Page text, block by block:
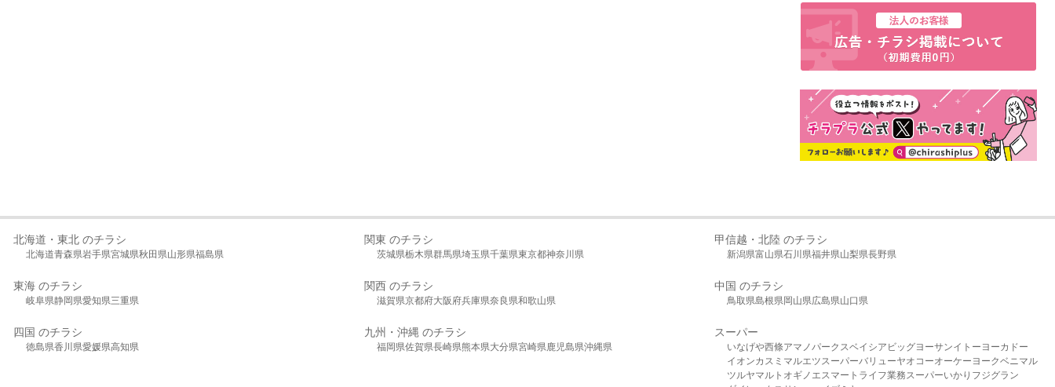
北海道・東北 のチラシ
北海道青森県岩手県宮城県秋田県山形県福島県
関東 のチラシ
茨城県栃木県群馬県埼玉県千葉県東京都神奈川県
甲信越・北陸 のチラシ
新潟県富山県石川県福井県山梨県長野県
東海 のチラシ
岐阜県静岡県愛知県三重県
関西 のチラシ
滋賀県京都府大阪府兵庫県奈良県和歌山県
中国 のチラシ
鳥取県島根県岡山県広島県山口県
四国 のチラシ
徳島県香川県愛媛県高知県
九州・沖縄 のチラシ
福岡県佐賀県長崎県熊本県大分県宮崎県 鹿児島県沖縄県
スーパー
いなげや西條アマノパークスベイシア ビッグヨーサンイトーヨーカドー
イオンカスミ マルエツ スーパーバリューヤオコーオーケー ヨークベニマル
ツルヤマルト オギノ エスマート ライフ業務スーパーいかり フジグラン